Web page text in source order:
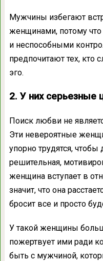
Мужчины избегают
женщинами, потому
и неспособными
предпочитают тех, кто
эго.
2. У них серьезные
Поиск любви не
Эти невероятные
упорно трудятся, чтобы
решительная,
женщина вступает в
значит, что она
бросит все и просто
У такой женщины
пожертвует ими ради
быть с мужчиной,